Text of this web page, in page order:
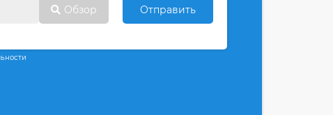
Обзор Отправить